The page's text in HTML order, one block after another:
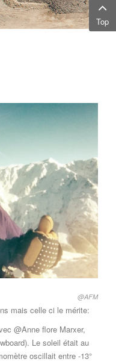
@AFM
mais celle ci le mérite:
@Anne flore Marxer,
Le soleil était au
oscillait entre -13°
Top